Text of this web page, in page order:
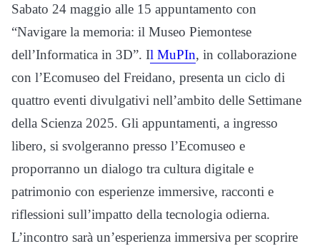
Sabato 24 maggio alle 15 appuntamento con
“Navigare la memoria: il Museo Piemontese
dell’Informatica in 3D”. Il MuPIn, in collaborazione
con l’Ecomuseo del Freidano, presenta un ciclo di
quattro eventi divulgativi nell’ambito delle Settimane
della Scienza 2025. Gli appuntamenti, a ingresso
libero, si svolgeranno presso l’Ecomuseo e
proporranno un dialogo tra cultura digitale e
patrimonio con esperienze immersive, racconti e
riflessioni sull’impatto della tecnologia odierna.
L’incontro sarà un’esperienza immersiva per scoprire